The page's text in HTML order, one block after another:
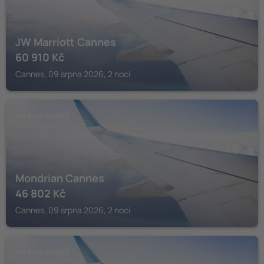
JW Marriott Cannes
60 910 Kč
Cannes, 09 srpna 2026, 2 noci
Mondrian Cannes
46 802 Kč
Cannes, 09 srpna 2026, 2 noci